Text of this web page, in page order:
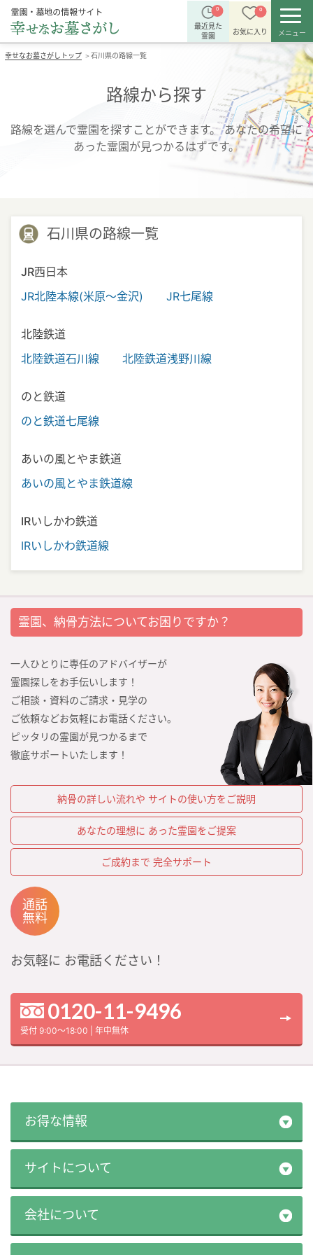
0
最近見た
霊園
0
お気に入り メニュー
幸せなお墓さがしトップ ＞ 石川県の路線一覧
路線から探す
路線を選んで霊園を探すことができます。あなたの希望に
あった霊園が見つかるはずです。
石川県の路線一覧
JR西日本
JR北陸本線(米原～金沢)
JR七尾線
北陸鉄道
北陸鉄道石川線
北陸鉄道浅野川線
のと鉄道
のと鉄道七尾線
あいの風とやま鉄道
あいの風とやま鉄道線
IRいしかわ鉄道
IRいしかわ鉄道線
霊園、納骨方法についてお困りですか？
一人ひとりに専任のアドバイザーが
霊園探しをお手伝いします！
ご相談・資料のご請求・見学の
ご依頼などお気軽にお電話ください。
ピッタリの霊園が見つかるまで
徹底サポートいたします！
納骨の詳しい流れや サイトの使い方をご説明
あなたの理想に あった霊園をご提案
ご成約まで 完全サポート
通話
無料
お気軽に お電話ください！
0120-11-9496
受付 9:00～18:00 | 年中無休
お得な情報
サイトについて
会社について